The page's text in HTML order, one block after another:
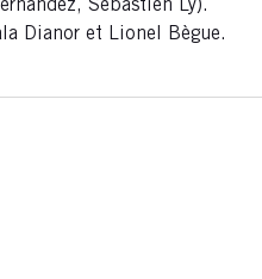
Sébastien Ly).
Dianor et Lionel Bègue.